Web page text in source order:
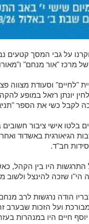
על גבי המסך קטעים
מרכז "אור מנחם"
"לחיים" וסעודת מצווה
יונתן רזאל במופע
לקבל כשי את הספר
בלטו אישי ציבור
הגיאורגית באשדוד
חב"ד.
היו בין הקהל,
הי"ו שזכה להינצל
הודה נרגשות לרב
ועל הזכות שבערב
חיים היו במנהרות